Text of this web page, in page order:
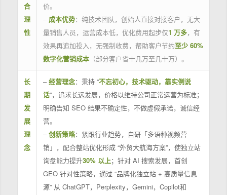
合
理
性
价。
– 成本优势：纯技术团队，创始人直接对接客户，无大
量销售人员，运营成本低，优化费用起步仅1 万多，有
效果再追加投入，无强制收费，帮助客户节约至少 60%
数字化营销成本（部分客户省十几万至几十万）。
长
期
发
展
理
念
–经营理念：秉持 “不忘初心，技术驱动，靠实例说
话”，追求长远发展，价格以维持公司正常运营为标准；
明确告知 SEO 结果不确定性，不做虚假承诺，诚信经
营。
–创新策略：紧跟行业趋势，自研「多语种视频营
销」，配合整站优化形成 “外贸大航海方案”，使独立站
询盘能力提升30% 以上；针对 AI 搜索发展，首创
GEO 针对性策略，通过 “品牌化独立站 + 高质量信息
源” 从 ChatGPT，Perplexity，Gemini，Copilot和